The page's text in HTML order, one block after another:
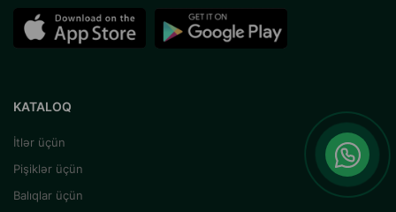
KATALOQ
İtlər üçün
Pişiklər üçün
Balıqlar üçün